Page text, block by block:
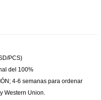
PCS)
del 100%
4-6 semanas para ordenar
Western Union.